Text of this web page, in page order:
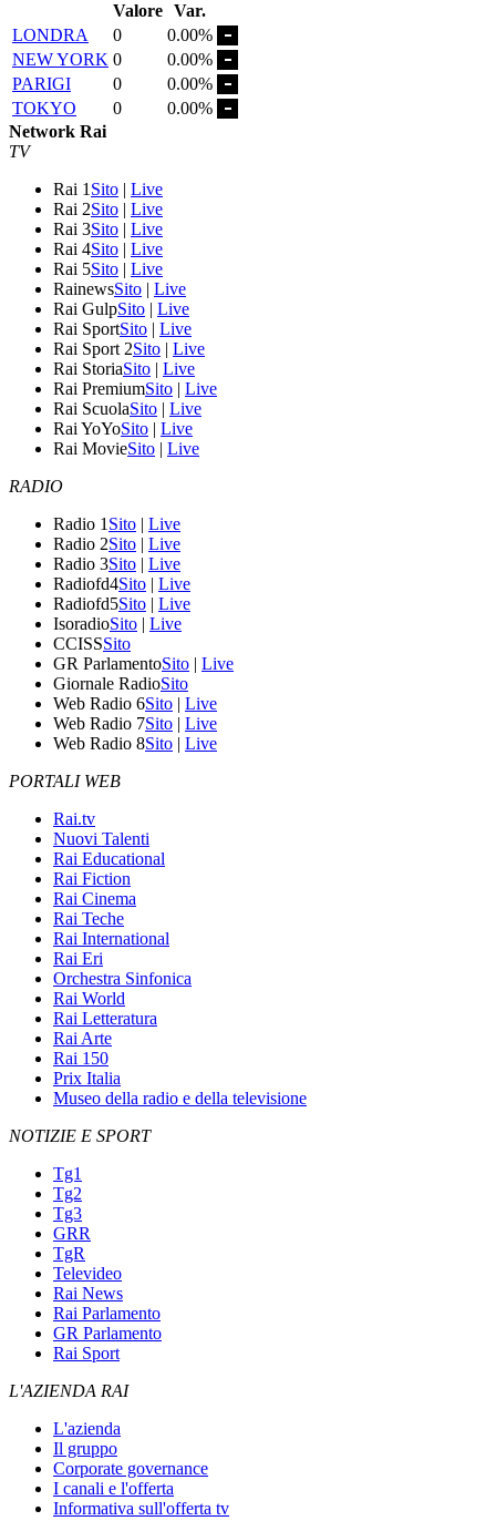
Valore Var.
LONDRA
0
0.00%
NEW YORK 0
0.00%
PARIGI
0
0.00%
TOKYO
0
0.00%
Network Rai
TV
Rai 1 Sito | Live
Rai 2Sito | Live
Rai 3Sito | Live
Rai 4Sito | Live
Rai 5Sito | Live
RainewsSito | Live
Rai GulpSito | Live
Rai SportSito | Live
Rai Sport 2Sito | Live
Rai StoriaSito | Live
Rai PremiumSito | Live
Rai ScuolaSito | Live
Rai YoYoSito | Live
Rai MovieSito | Live
RADIO
Radio 1 Sito | Live
Radio 2Sito | Live
Radio 3Sito | Live
Radiofd4Sito | Live
Radiofd5Sito | Live
IsoradioSito | Live
CCISSSito
GR ParlamentoSito | Live
Giornale RadioSito
Web Radio 6Sito | Live
Web Radio 7Sito | Live
Web Radio 8Sito | Live
PORTALI WEB
Rai.tv
Nuovi Talenti
Rai Educational
Rai Fiction
Rai Cinema
Rai Teche
Rai International
Rai Eri
Orchestra Sinfonica
Rai World
Rai Letteratura
Rai Arte
Rai 150
Prix Italia
Museo della radio e della televisione
NOTIZIE E SPORT
Tg1
Tg2
Tg3
GRR
TgR
Televideo
Rai News
Rai Parlamento
GR Parlamento
Rai Sport
L'AZIENDA RAI
L'azienda
Il gruppo
Corporate governance
I canali e l'offerta
Informativa sull'offerta tv